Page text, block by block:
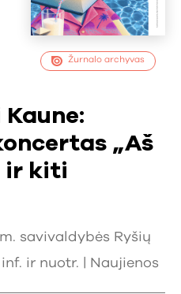
Žurnalo archyvas
„Aš
ir kiti
savivaldybės Ryšių
ir nuotr. |
Naujienos